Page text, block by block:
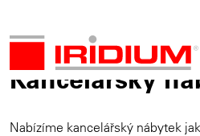
Kancelářský
Nabízíme kancelářský nábytek